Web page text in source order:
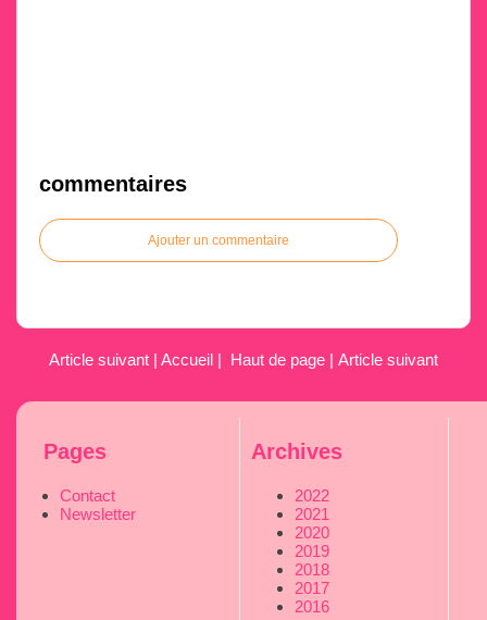
commentaires
Ajouter un commentaire
Article suivant | Accueil | Haut de page | Article suivant
Pages
Contact
Newsletter
Archives
2022
2021
2020
2019
2018
2017
2016